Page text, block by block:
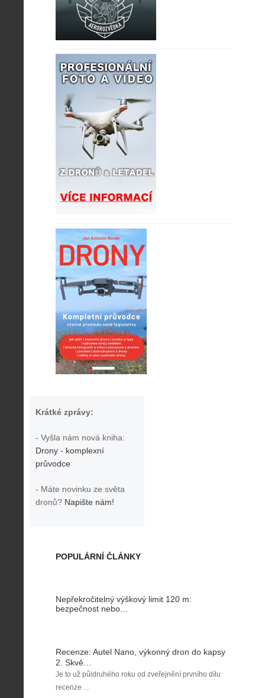
Krátké zprávy:
- Vyšla nám nová kniha:
Drony - komplexní
průvodce
- Máte novinku ze světa
dronů? Napište nám!
POPULÁRNÍ ČLÁNKY
Nepřekročitelný výškový limit 120 m:
bezpečnost nebo…
Recenze: Autel Nano, výkonný dron do kapsy
2. Skvě…
Je to už půldruhého roku od zveřejnění prvního dílu
recenze …